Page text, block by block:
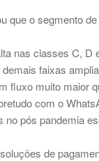
que o segmento
nas classes C, D
faixas
fluxo muito maior
com o
no pós pandemia
de